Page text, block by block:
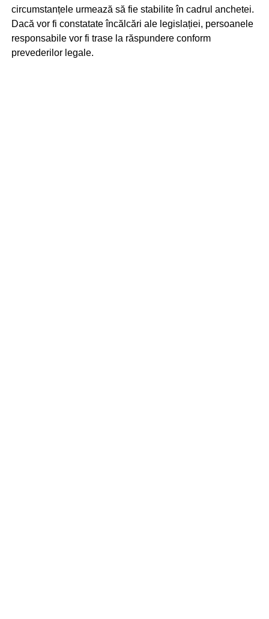
circumstanțele urmează să fie stabilite în cadrul anchetei.
Dacă vor fi constatate încălcări ale legislației, persoanele
responsabile vor fi trase la răspundere conform
prevederilor legale.